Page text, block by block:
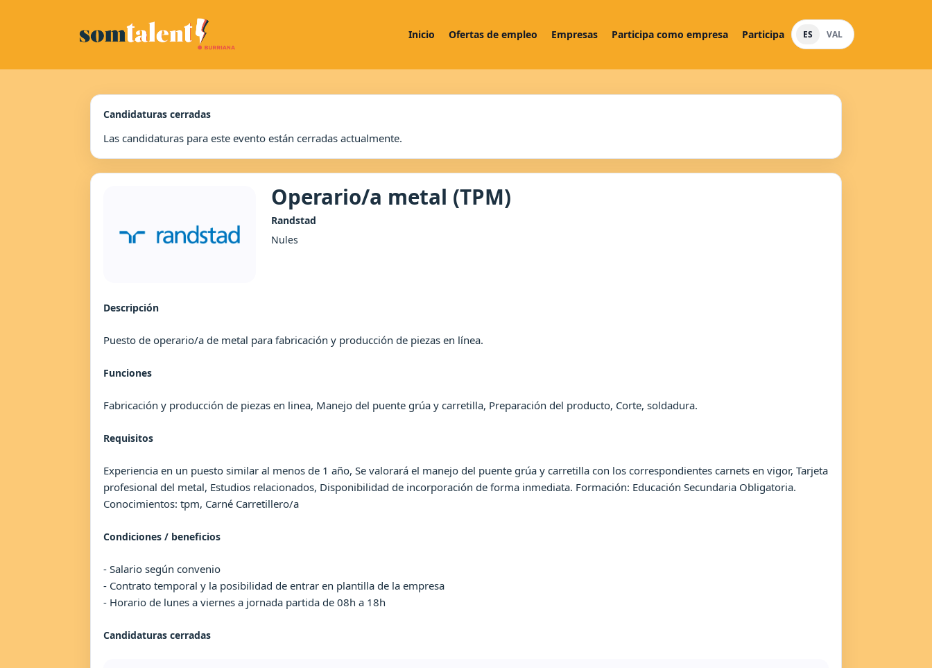
Inicio Ofertas de empleo Empresas Participa como empresa Participa ES VAL
Candidaturas cerradas
Las candidaturas para este evento están cerradas actualmente.
Operario/a metal (TPM)
Randstad
Nules
Descripción
Puesto de operario/a de metal para fabricación y producción de piezas en línea.
Funciones
Fabricación y producción de piezas en linea, Manejo del puente grúa y carretilla, Preparación del producto, Corte, soldadura.
Requisitos
Experiencia en un puesto similar al menos de 1 año, Se valorará el manejo del puente grúa y carretilla con los correspondientes carnets en vigor, Tarjeta
profesional del metal, Estudios relacionados, Disponibilidad de incorporación de forma inmediata. Formación: Educación Secundaria Obligatoria.
Conocimientos: tpm, Carné Carretillero/a
Condiciones / beneficios
- Salario según convenio
- Contrato temporal y la posibilidad de entrar en plantilla de la empresa
- Horario de lunes a viernes a jornada partida de 08h a 18h
Candidaturas cerradas